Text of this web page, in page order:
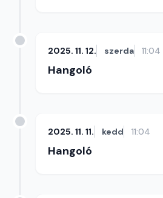
2025. 11. 12. szerda 11:04
Hangoló
2025. 11. 11. kedd 11:04
Hangoló